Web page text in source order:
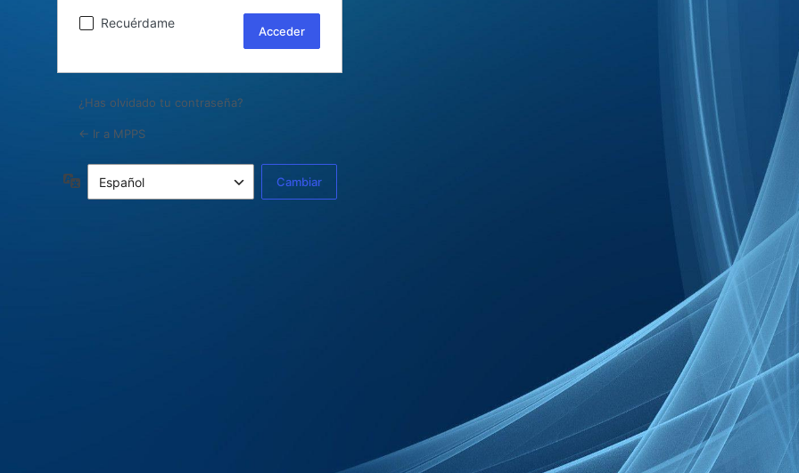
Recuérdame
¿Has olvidado tu contraseña?
← Ir a MPPS
Idioma